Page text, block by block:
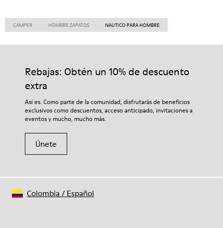
CAMPER HOMBRE ZAPATOS NAUTICO PARA HOMBRE
Rebajas: Obtén un 10% de descuento
extra
Así es. Como parte de la comunidad, disfrutarás de beneficios
exclusivos como descuentos, acceso anticipado, invitaciones a
eventos y mucho, mucho más.
Únete
Colombia / Español